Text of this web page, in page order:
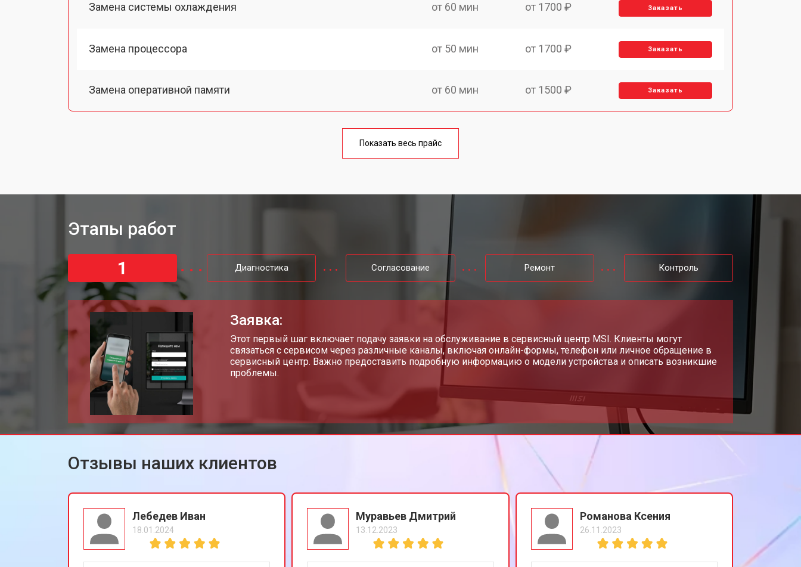
Замена системы охлаждения от 60 мин от 1700 ₽ Заказать
Замена процессора от 50 мин от 1700 ₽ Заказать
Замена оперативной памяти от 60 мин от 1500 ₽ Заказать
от 40 мин
от 50 мин
Показать весь прайс
Этапы работ
1
Диагностика Согласование Ремонт Контроль
Заявка:
Этот первый шаг включает подачу заявки на обслуживание в сервисный центр MSI. Клиенты могут
связаться с сервисом через различные каналы, включая онлайн-формы, телефон или личное обращение в
сервисный центр. Важно предоставить подробную информацию о модели устройства и описать возникшие
проблемы.
Отзывы наших клиентов
Лебедев Иван
18.01.2024
Муравьев Дмитрий
13.12.2023
Романова Ксения
26.11.2023